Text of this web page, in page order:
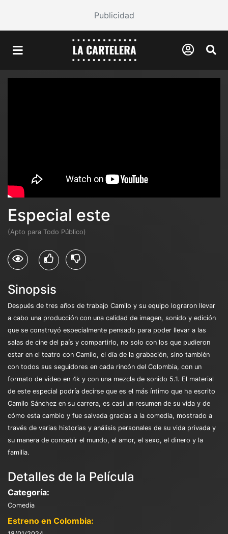
Publicidad
Especial este
(Apto para Todo Público)
Sinopsis
Después de tres años de trabajo Camilo y su equipo lograron llevar
a cabo una producción con una calidad de imagen, sonido y edición
que se construyó especialmente pensado para poder llevar a las
salas de cine del país y compartirlo, no solo con los que pudieron
estar en el teatro con Camilo, el día de la grabación, sino también
con todos sus seguidores en cada rincón del Colombia, con un
formato de video en 4k y con una mezcla de sonido 5.1. El material
de este especial podría decirse que es el más íntimo que ha escrito
Camilo Sánchez en su carrera, es casi un resumen de su vida y de
cómo esta cambio y fue salvada gracias a la comedia, mostrado a
través de varias historias y análisis personales de su vida privada y
su manera de concebir el mundo, el amor, el sexo, el dinero y la
familia.
Detalles de la Película
Categoría:
Comedia
Estreno en Colombia: